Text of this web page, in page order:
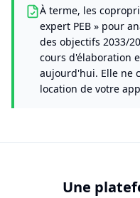
À terme, les
expert PEB » pour
des objectifs 2033/
cours d'élaboration
aujourd'hui. Elle ne
location de votre
Une